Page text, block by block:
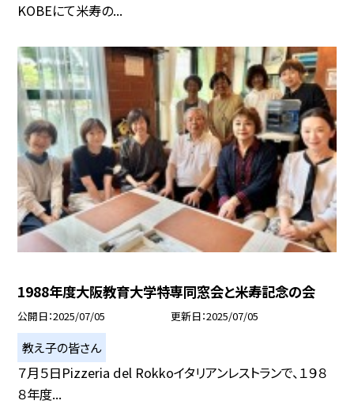
KOBEにて米寿の...
1988年度大阪教育大学特専同窓会と米寿記念の会
公開日 2025/07/05 更新日 2025/07/05
教え子の皆さん
７月５日Pizzeria del Rokkoイタリアンレストランで、１９８
８年度...